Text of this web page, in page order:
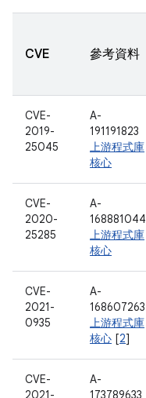
CVE 參考資料
CVE-
2019-
25045
A-
191191823
上游程式庫
核心
CVE-
2020-
25285
A-
168881044
上游程式庫
核心
CVE-
2021-
0935
A-
168607263
上游程式庫
核心 [2]
CVE-
2021-
A-
173789633